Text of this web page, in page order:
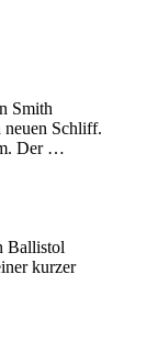
Smith
neuen Schliff.
Der …
Ballistol
kurzer